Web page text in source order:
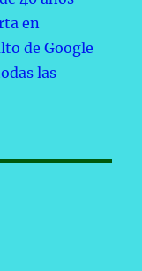
en
de Google
las